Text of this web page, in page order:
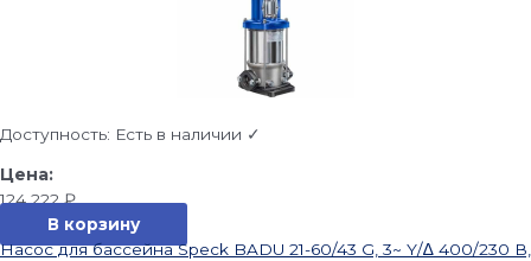
Доступность: Есть в наличии ✓
124 222₽
В корзину
Насос для бассейна Speck BADU 21-60/43 G, 3~ Y/∆ 400/230 В,